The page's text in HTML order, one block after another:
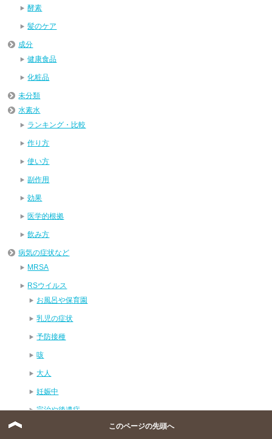
酵素
髪のケア
成分
健康食品
化粧品
未分類
水素水
ランキング・比較
作り方
使い方
副作用
効果
医学的根拠
飲み方
病気の症状など
MRSA
RSウイルス
お風呂や保育園
乳児の症状
予防接種
咳
大人
妊娠中
完治や後遺症
このページの先頭へ